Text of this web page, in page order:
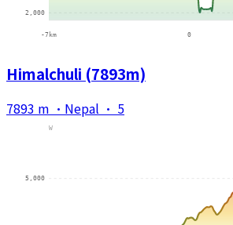
Himalchuli (7893m)
7893 m · Nepal · 5